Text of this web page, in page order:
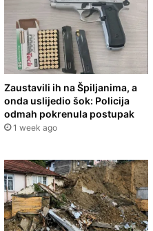
Zaustavili ih na Špiljanima, a
onda uslijedio šok: Policija
odmah pokrenula postupak
1 week ago